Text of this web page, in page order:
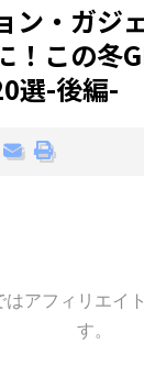
ン・ガジ
！この冬
選-後編-
アフィリエイ
す。